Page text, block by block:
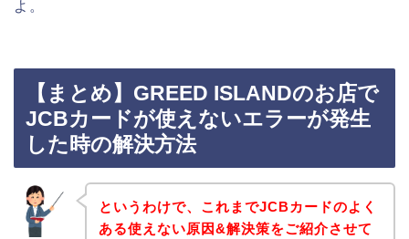
よ。
【まとめ】GREED ISLANDのお店で
JCBカードが使えないエラーが発生
した時の解決方法
というわけで、これまでJCBカードのよく
ある使えない原因&解決策をご紹介させて